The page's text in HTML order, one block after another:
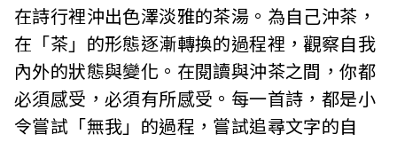
在詩行裡沖出色澤淡雅的茶湯。為自己沖茶，
在「茶」的形態逐漸轉換的過程裡，觀察自我
內外的狀態與變化。在閱讀與沖茶之間，你都
必須感受，必須有所感受。每一首詩，都是小
令嘗試「無我」的過程，嘗試追尋文字的自